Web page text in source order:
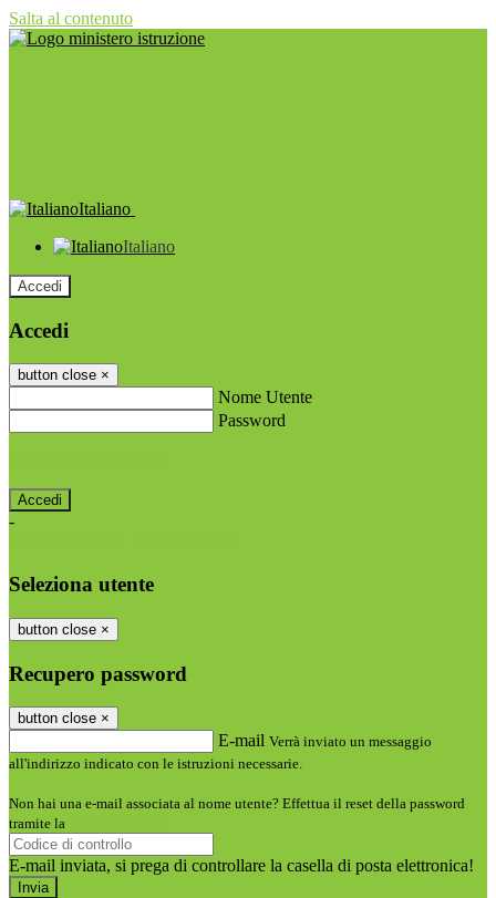
Salta al contenuto
Italiano
Italiano
Accedi
Accedi
button close ×
Nome Utente
Password
-
Seleziona utente
button close ×
Recupero password
button close ×
E-mail Verrà inviato un messaggio
all'indirizzo indicato con le istruzioni necessarie.
Non hai una e-mail associata al nome utente? Effettua il reset della password
tramite la
E-mail inviata, si prega di controllare la casella di posta elettronica!